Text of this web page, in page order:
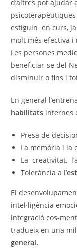
d’altres pot ajudar
estiguin en curs,
molt més efectiva
Les persones
beneficiar-se del
disminuir o fins i
En general
habilitats internes
Presa de
La memòria i la
La creativitat,
Tolerància a l’
El
intel·ligència
integració cos-
tradueix en una
general.